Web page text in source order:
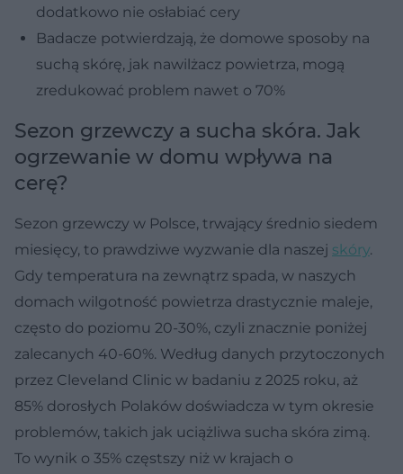
dodatkowo nie osłabiać cery
Badacze potwierdzają, że domowe sposoby na
suchą skórę, jak nawilżacz powietrza, mogą
zredukować problem nawet o 70%
Sezon grzewczy a sucha skóra. Jak
ogrzewanie w domu wpływa na
cerę?
Sezon grzewczy w Polsce, trwający średnio siedem
miesięcy, to prawdziwe wyzwanie dla naszej skóry.
Gdy temperatura na zewnątrz spada, w naszych
domach wilgotność powietrza drastycznie maleje,
często do poziomu 20-30%, czyli znacznie poniżej
zalecanych 40-60%. Według danych przytoczonych
przez Cleveland Clinic w badaniu z 2025 roku, aż
85% dorosłych Polaków doświadcza w tym okresie
problemów, takich jak uciążliwa sucha skóra zimą.
To wynik o 35% częstszy niż w krajach o